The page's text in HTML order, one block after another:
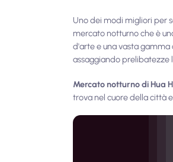
Uno dei modi migliori per
mercato notturno che è
d'arte e una vasta
assaggiando
Mercato notturno di Hua
trova nel cuore della città